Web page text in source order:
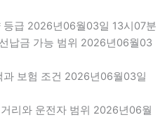
등급 2026년06월03일 13시07분
납금 가능 범위 2026년06월03
과 보험 조건 2026년06월03일
리와 운전자 범위 2026년06월